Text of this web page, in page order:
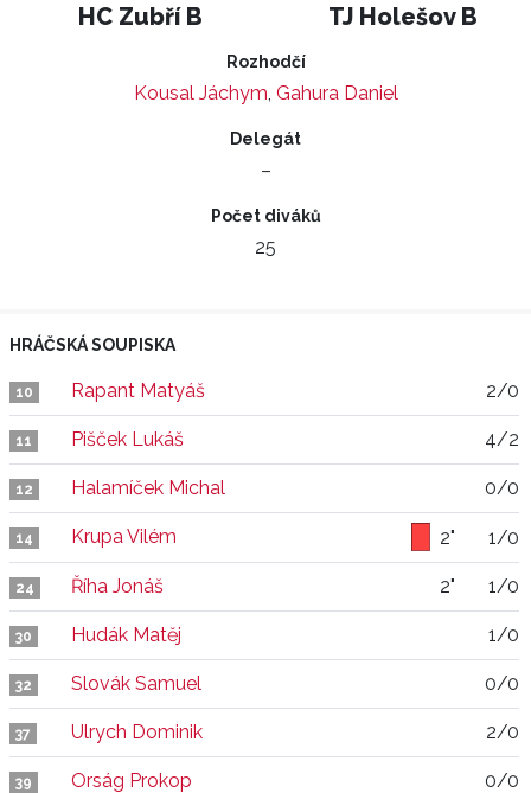
HC Zubří B TJ Holešov B
Rozhodčí
Kousal Jáchym, Gahura Daniel
Delegát
–
Počet diváků
25
HRÁČSKÁ SOUPISKA
10 Rapant Matyáš 2/0
11 Pišček Lukáš 4/2
12 Halamíček Michal 0/0
14 Krupa Vilém 2" 1/0
24 Říha Jonáš 2" 1/0
30 Hudák Matěj 1/0
32 Slovák Samuel 0/0
37 Ulrych Dominik 2/0
39 Orság Prokop 0/0